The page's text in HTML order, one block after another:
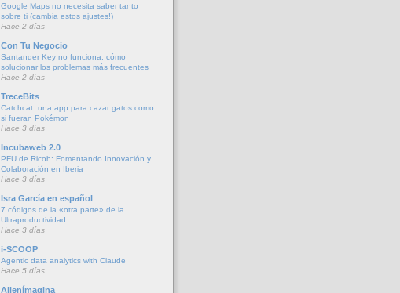
Google Maps no necesita saber tanto
sobre ti (cambia estos ajustes!)
Hace 2 días
Con Tu Negocio
Santander Key no funciona: cómo
solucionar los problemas más frecuentes
Hace 2 días
TreceBits
Catchcat: una app para cazar gatos como
si fueran Pokémon
Hace 3 días
Incubaweb 2.0
PFU de Ricoh: Fomentando Innovación y
Colaboración en Iberia
Hace 3 días
Isra García en español
7 códigos de la «otra parte» de la
Ultraproductividad
Hace 3 días
i-SCOOP
Agentic data analytics with Claude
Hace 5 días
Alienímagina